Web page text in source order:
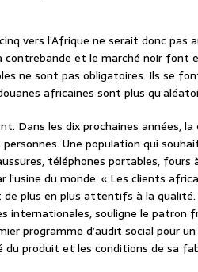
vers l’Afrique ne serait donc pas
contrebande et le marché noir font
ne sont pas obligatoires. Ils se
africaines sont plus
Dans les dix prochaines années,
Une population qui
téléphones portables,
du monde. « Les clients
de plus en plus attentifs à la
internationales, souligne le patron
programme d’audit social pour
du produit et les conditions de sa